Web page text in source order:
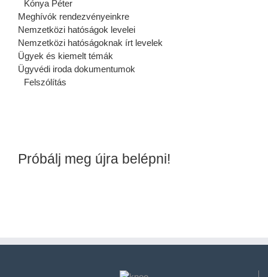
Próbálj meg újra belépni!
Kónya Péter
Meghívók rendezvényeinkre
Nemzetközi hatóságok levelei
Nemzetközi hatóságoknak írt levelek
Ügyek és kiemelt témák
Ügyvédi iroda dokumentumok
Felszólítás